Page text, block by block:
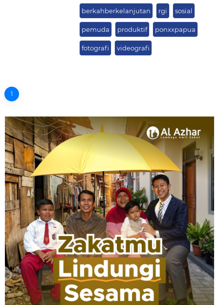
berkahberkelanjutan rgi sosial
pemuda produktif ponxxpapua
fotografi videografi
1